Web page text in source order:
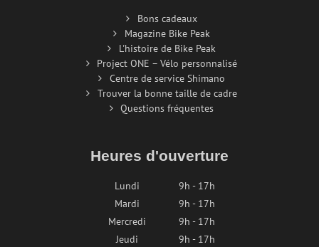
Bons cadeaux
Magazine Bike Peak
L'histoire de Bike Peak
Project ONE – Vélo personnalisé
Centre de service Shimano
Trouver la bonne taille de cadre
Questions fréquentes
Heures d'ouverture
Lundi
9h - 17h
Mardi
9h - 17h
Mercredi
9h - 17h
Jeudi
9h - 17h